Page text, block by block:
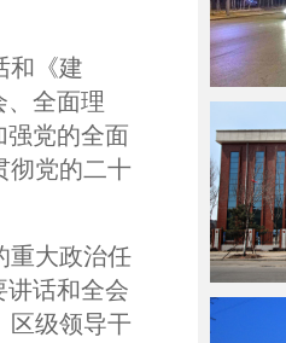
和《建
、全面理
强党的全面
彻党的二十
重大政治任
讲话和全会
区级领导干